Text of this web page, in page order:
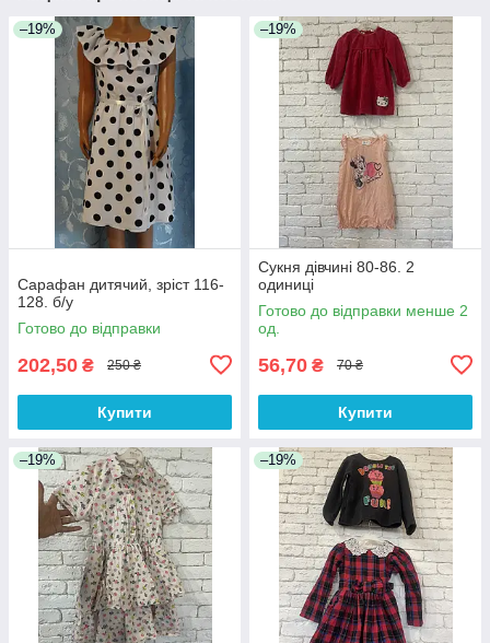
–19%
Сарафан дитячий, зріст 116-
128. б/у
Готово до відправки
202,50 ₴ 250 ₴
Купити
–19%
Сукня дівчині 80-86. 2
одиниці
Готово до відправки менше 2
од.
56,70 ₴ 70 ₴
Купити
–19% –19%